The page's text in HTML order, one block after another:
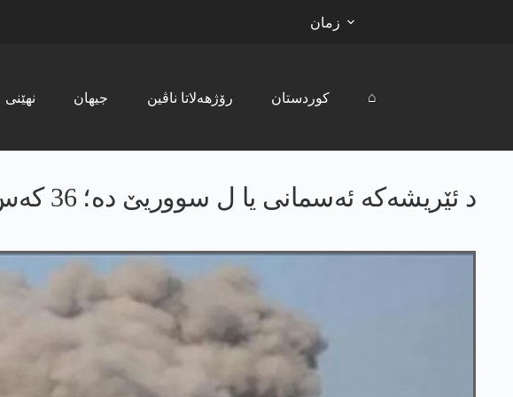
زمان
نھێنی جیھان رۆژھەلاتا ناڤین کوردستان ⌂
د ئێریشەکە ئەسمانی یا ل سووریێ دە؛ 36 کەس ھاتن کوشتن، 50 کەس بریندار بوون